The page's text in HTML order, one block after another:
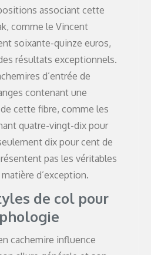
associant cette
comme le Vincent
soixante-quinze euros,
résultats exceptionnels.
d’entrée de
contenant une
cette fibre, comme les
quatre-vingt-dix pour
dix pour cent de
pas les véritables
d’exception.
de col pour
cachemire influence